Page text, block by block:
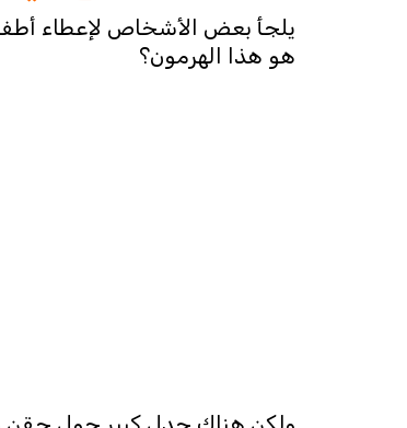
يلجأ بعض الأشخاص لإعطاء
هو هذا الهرمون؟